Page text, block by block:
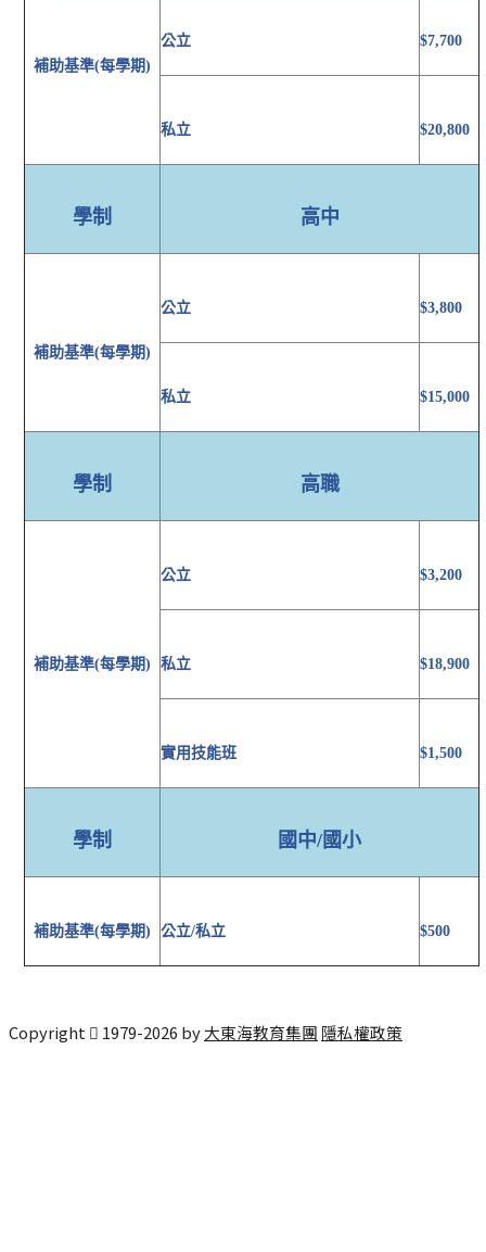
補助基準(每學期)
公立 $7,700
私立 $20,800
學制 高中
補助基準(每學期)
公立 $3,800
私立 $15,000
學制 高職
補助基準(每學期)
公立 $3,200
私立 $18,900
實用技能班 $1,500
學制 國中/國小
補助基準(每學期) 公立/私立 $500
Copyright 1979-2026 by 大東海教育集團 隱私權政策